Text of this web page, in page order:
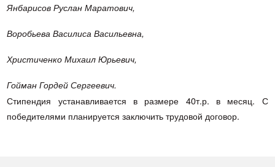
Янбарисов Руслан Маратович,
Воробьева Василиса Васильевна,
Христиченко Михаил Юрьевич,
Гойман Гордей Сергеевич.
Стипендия устанавливается в размере 40т.р. в месяц. С
победителями планируется заключить трудовой договор.